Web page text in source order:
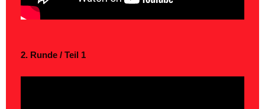
2. Runde / Teil 1